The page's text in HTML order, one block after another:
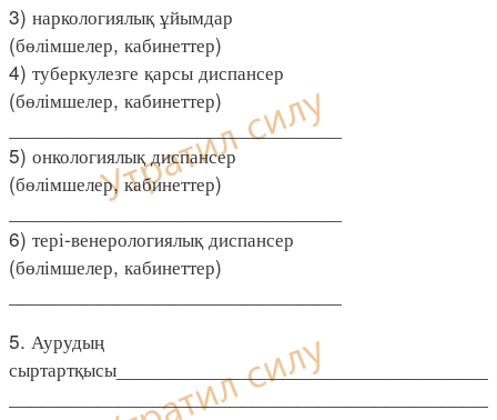
3) наркологиялық ұйымдар
(бөлімшелер, кабинеттер)
4) туберкулезге қарсы диспансер
(бөлімшелер, кабинеттер)
______________________________
5) онкологиялық диспансер
(бөлімшелер, кабинеттер)
______________________________
6) тері-венерологиялық диспансер
(бөлімшелер, кабинеттер)
5. Аурудың